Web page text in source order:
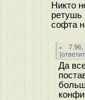
Никто
ретушь
софта
7.96
[
Да